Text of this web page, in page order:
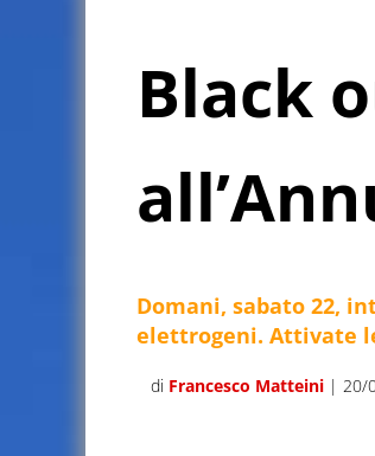
Black
Domani, sabato 22,
elettrogeni. Attivate
di Francesco Matteini | 20/